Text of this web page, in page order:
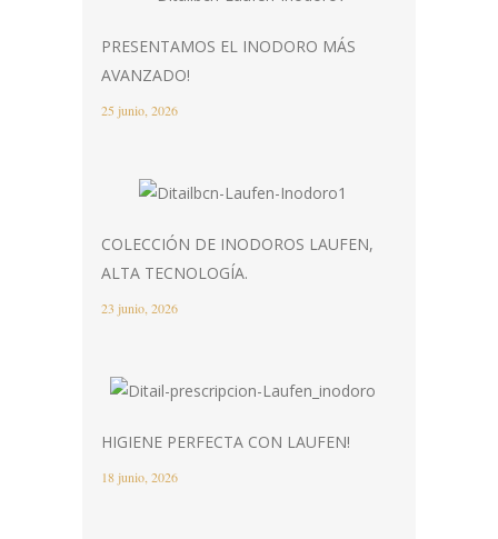
PRESENTAMOS EL INODORO MÁS
AVANZADO!
25 junio, 2026
COLECCIÓN DE INODOROS LAUFEN,
ALTA TECNOLOGÍA.
23 junio, 2026
HIGIENE PERFECTA CON LAUFEN!
18 junio, 2026